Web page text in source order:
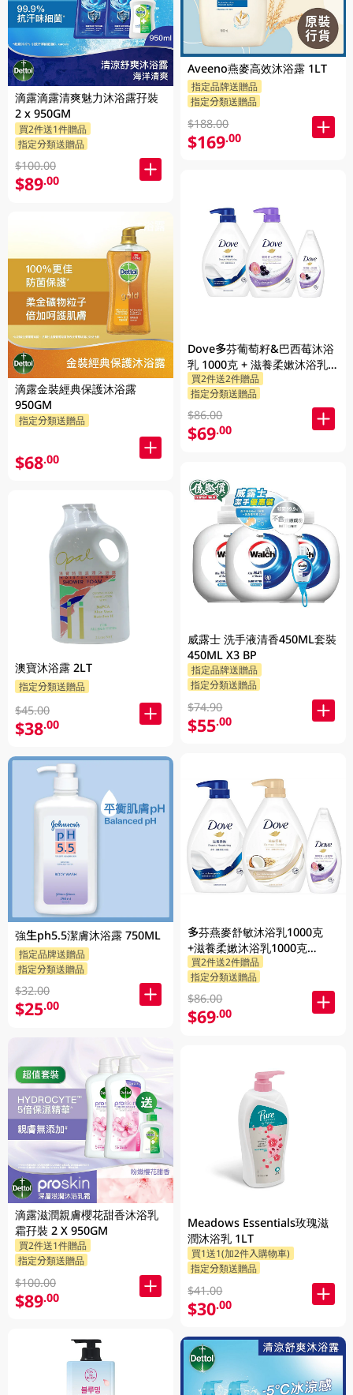
滴露滴露清爽魅力沐浴露孖裝
2 x 950GM
買2件送1件贈品
指定分類送贈品
$100.00
$89.00
滴露金裝經典保護沐浴露
950GM
指定分類送贈品
$68.00
澳寶沐浴露 2LT
指定分類送贈品
$45.00
$38.00
強生ph5.5潔膚沐浴露 750ML
指定品牌送贈品
指定分類送贈品
$32.00
$25.00
滴露滋潤親膚櫻花甜香沐浴乳
霜孖裝 2 X 950GM
買2件送1件贈品
指定分類送贈品
$100.00
$89.00
Aveeno燕麥高效沐浴露 1LT
指定品牌送贈品
指定分類送贈品
$188.00
$169.00
Dove多芬葡萄籽&巴西莓沐浴
乳 1000克 + 滋養柔嫰沐浴乳
1000克 + 隨機贈品 200克
買2件送2件贈品
指定分類送贈品
$86.00
$69.00
威露士 洗手液清香450ML套裝
450ML X3 BP
指定品牌送贈品
指定分類送贈品
$74.90
$55.00
多芬燕麥舒敏沐浴乳1000克
+滋養柔嫰沐浴乳1000克
+Dove沐浴乳200克 (隨機發送)
1PK
買2件送2件贈品
指定分類送贈品
$86.00
$69.00
Meadows Essentials玫瑰滋
潤沐浴乳 1LT
買1送1(加2件入購物車)
指定分類送贈品
$41.00
$30.00